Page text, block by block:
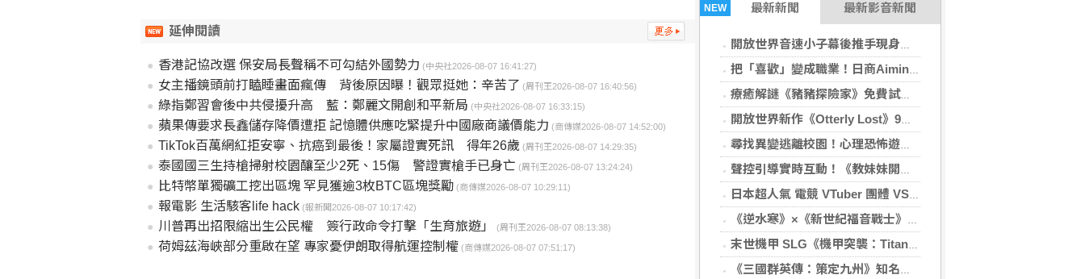
NEW 最新新聞 最新影音新聞
開放世界音速小子幕後推手現身說法：SEGA工程師給新鮮人的求職建議
把「喜歡」變成職業！日商Aiming遊戲工程師親揭菜鳥到職人心路歷程
療癒解謎《豬豬探險家》免費試玩版正式釋出！貼心加入注音與假名模式
開放世界新作《Otterly Lost》9月登場 幫可愛海獺找到回家的路吧
尋找異變逃離校園！心理恐怖遊戲《午夜晚自習》重拾少女忘卻的記憶
聲控引導實時互動！《教妹妹開車》挑戰副駕哥哥的血壓極限
日本超人氣 電競 VTuber 團體 VSPO!《Sail Beyond！～駛向更遠的彼方～》聯動餐廳開跑
《逆水寒》×《新世紀福音戰士》聯動確認。8月28日，全面同步
末世機甲 SLG《機甲突襲：Titan Rush》雙平台正式上線
《三國群英傳：策定九州》知名實況主領軍出征 攜手「可口可樂」跨界應援 沁涼補給熱血開戰
延伸閱讀
香港記協改選 保安局長聲稱不可勾結外國勢力 (中央社2026-08-07 16:41:27)
女主播鏡頭前打瞌睡畫面瘋傳 背後原因曝！觀眾挺她：辛苦了 (周刊王2026-08-07 16:40:56)
綠指鄭習會後中共侵擾升高 藍：鄭麗文開創和平新局 (中央社2026-08-07 16:33:15)
蘋果傳要求長鑫儲存降價遭拒 記憶體供應吃緊提升中國廠商議價能力 (商傳媒2026-08-07 14:52:00)
TikTok百萬網紅拒安寧、抗癌到最後！家屬證實死訊 得年26歲 (周刊王2026-08-07 14:29:35)
泰國國三生持槍掃射校園釀至少2死、15傷 警證實槍手已身亡 (周刊王2026-08-07 13:24:24)
比特幣單獨礦工挖出區塊 罕見獲逾3枚BTC區塊獎勵 (商傳媒2026-08-07 10:29:11)
報電影 生活駭客life hack (報新聞2026-08-07 10:17:42)
川普再出招限縮出生公民權 簽行政命令打擊「生育旅遊」 (周刊王2026-08-07 08:13:38)
荷姆茲海峽部分重啟在望 專家憂伊朗取得航運控制權 (商傳媒2026-08-07 07:51:17)